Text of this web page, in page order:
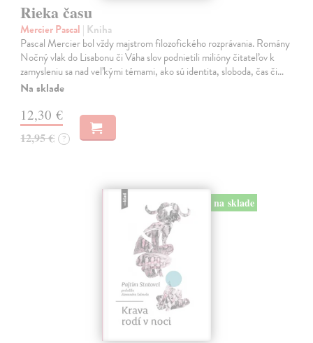
Rieka času
Mercier Pascal | Kniha
Pascal Mercier bol vždy majstrom filozofického rozprávania. Romány
Nočný vlak do Lisabonu či Váha slov podnietili milióny čitateľov k
zamysleniu sa nad veľkými témami, ako sú identita, sloboda, čas či…
Na sklade
12,30 €
12,95 € ?
na sklade